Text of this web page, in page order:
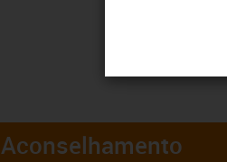
Aconselhamento